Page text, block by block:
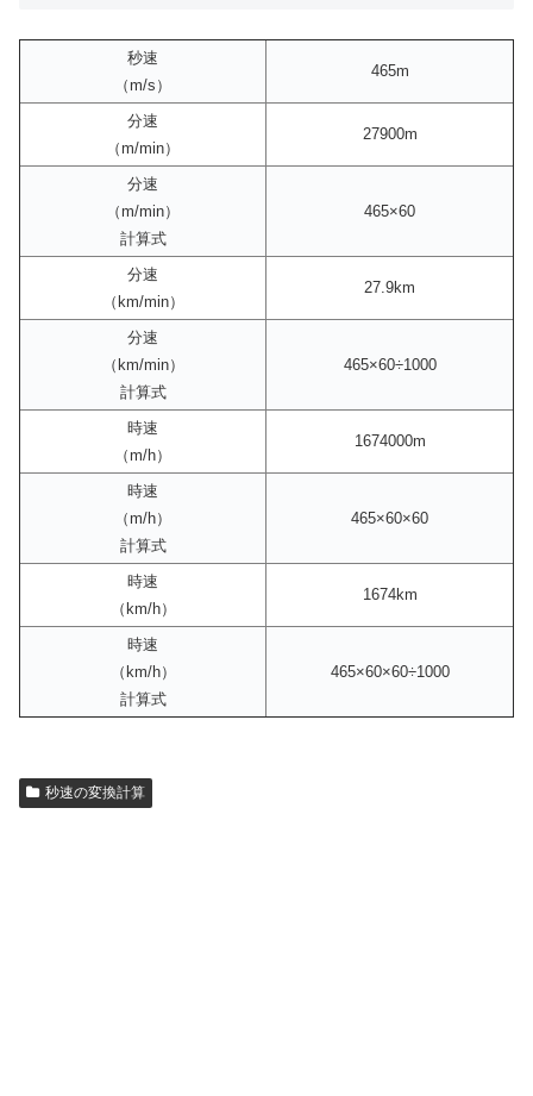
秒速
（m/s）
465m
分速
（m/min）
27900m
分速
（m/min）
計算式
465×60
分速
（km/min）
27.9km
分速
（km/min）
計算式
465×60÷1000
時速
（m/h）
1674000m
時速
（m/h）
計算式
465×60×60
時速
（km/h）
1674km
時速
（km/h）
計算式
465×60×60÷1000
秒速の変換計算